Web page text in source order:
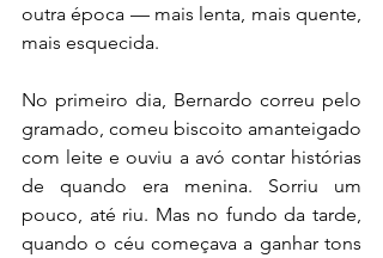
outra época — mais lenta, mais quente,
mais esquecida.
No primeiro dia, Bernardo correu pelo
gramado, comeu biscoito amanteigado
com leite e ouviu a avó contar histórias
de quando era menina. Sorriu um
pouco, até riu. Mas no fundo da tarde,
quando o céu começava a ganhar tons